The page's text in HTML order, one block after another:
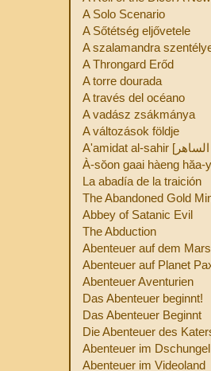
A Solo Scenario
A Sőtétség eljővetele
A szalamandra
A Throngard Erőd
A torre dourada
A través del océano
A vadász zsákmánya
A változások földje
À-sŏon gaai hàeng
La abadía de la traición
The Abandoned Gold
Abbey of Satanic Evil
The Abduction
Abenteuer auf dem Mars
Abenteuer auf Planet
Abenteuer Aventurien
Das Abenteuer beginnt!
Das Abenteuer Beginnt
Die Abenteuer des
Abenteuer im
Abenteuer im Videoland